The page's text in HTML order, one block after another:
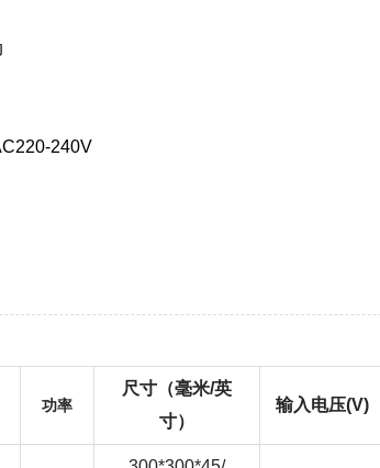
240V
功率
尺寸（毫米/英
寸）
输入电压(V)